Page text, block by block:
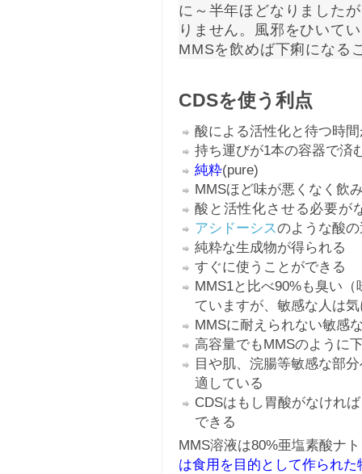
に～半年ほどなりました
りません。風邪をひいて
MMSを飲めば下痢になる
CDSを使う利点
酸による活性化と待つ時
持ち運びが1本の容器で済
純粋(pure)
MMSほど味が悪くなく飲
酸と活性化させる必要が
アシドーシスのような酸
純粋な生成物が得られる
すぐに使うことができる
MMS1と比べ90%も臭い
ていますが、敏感な人は
MMSに耐えられない敏感
高容量でもMMSのように
目や肌、浣腸等敏感な部
適している
CDSはもし胃酸がなけれ
できる
MMS溶液は80%亜塩素酸ナ
は食用を目的として作られた